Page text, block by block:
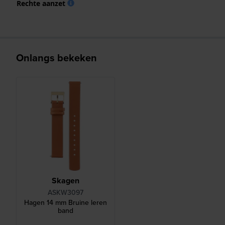
Rechte aanzet
Onlangs bekeken
Skagen
ASKW3097
Hagen 14 mm Bruine leren
band